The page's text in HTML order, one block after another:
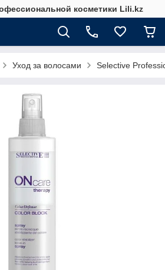
косметики Lili.kz
Уход за волосами Selective